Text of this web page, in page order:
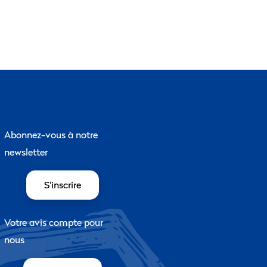
Abonnez-vous à notre
newsletter
S'inscrire
Votre avis compte pour
nous